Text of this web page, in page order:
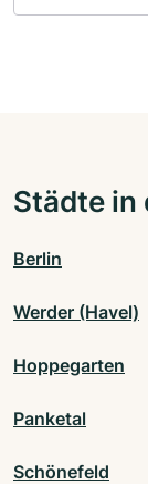
Städte in
Berlin
Werder (Havel)
Hoppegarten
Panketal
Schönefeld